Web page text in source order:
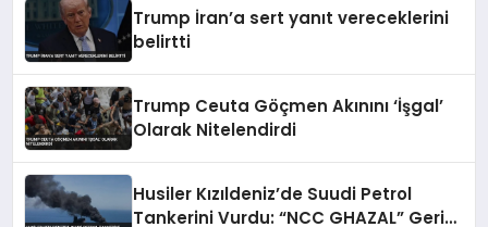
Trump İran’a sert yanıt vereceklerini
belirtti
Trump Ceuta Göçmen Akınını ‘İşgal’
Olarak Nitelendirdi
Husiler Kızıldeniz’de Suudi Petrol
Tankerini Vurdu: “NCC GHAZAL” Geri